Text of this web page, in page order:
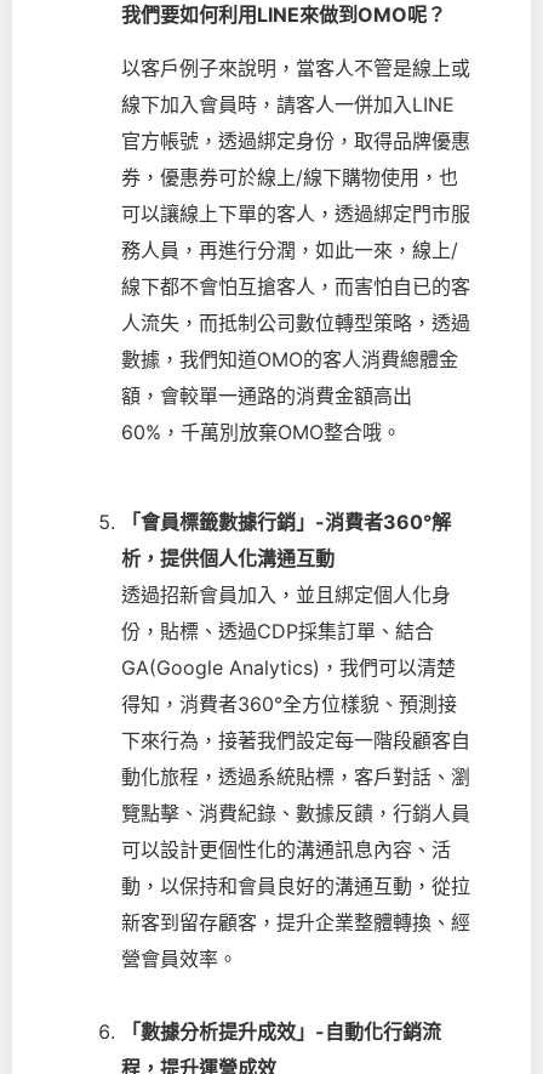
我們要如何利用LINE來做到OMO呢？
以客戶例子來說明，當客人不管是線上或
線下加入會員時，請客人一併加入LINE
官方帳號，透過綁定身份，取得品牌優惠
券，優惠券可於線上/線下購物使用，也
可以讓線上下單的客人，透過綁定門市服
務人員，再進行分潤，如此一來，線上/
線下都不會怕互搶客人，而害怕自已的客
人流失，而抵制公司數位轉型策略，透過
數據，我們知道OMO的客人消費總體金
額，會較單一通路的消費金額高出
60%，千萬別放棄OMO整合哦。
「會員標籤數據行銷」-消費者360°解
析，提供個人化溝通互動
透過招新會員加入，並且綁定個人化身
份，貼標、透過CDP採集訂單、結合
GA(Google Analytics)，我們可以清楚
得知，消費者360°全方位樣貌、預測接
下來行為，接著我們設定每一階段顧客自
動化旅程，透過系統貼標，客戶對話、瀏
覽點擊、消費紀錄、數據反饋，行銷人員
可以設計更個性化的溝通訊息內容、活
動，以保持和會員良好的溝通互動，從拉
新客到留存顧客，提升企業整體轉換、經
營會員效率。
「數據分析提升成效」-自動化行銷流
程，提升運營成效